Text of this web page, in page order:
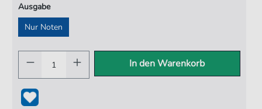
Ausgabe
Nur Noten
In den Warenkorb